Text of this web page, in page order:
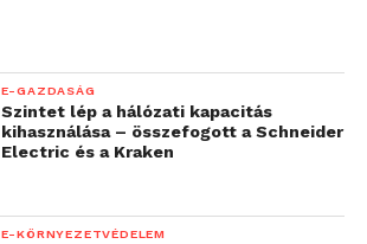
E-GAZDASÁG
Szintet lép a hálózati kapacitás
kihasználása – összefogott a Schneider
Electric és a Kraken
E-KÖRNYEZETVÉDELEM